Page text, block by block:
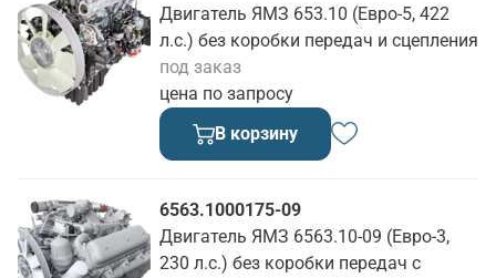
Двигатель ЯМЗ 653.10 (Евро-5, 422
л.с.) без коробки передач и сцепления
цена по запросу
под заказ
В корзину
6563.1000175-09
Двигатель ЯМЗ 6563.10-09 (Евро-3,
230 л.с.) без коробки передач с